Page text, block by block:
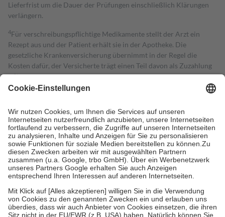
Lieferfrist um die Dauer der Prüfungen einschließlich Klärungen
verlängern.
4Für verschreibungspflichtige Medikamente stellt der Arzt ein
Rezept aus und der Patient erhält sie in der Apotheke. Die
gesetzliche Krankenversicherung übernimmt in der Regel die
Kosten dafür, der Versicherte trägt einen Teil davon als Zuzahlung
mit.
Grundsätzlich leisten Mitglieder Zuzahlungen in Höhe von zehn
höchstens zehn Euro.
Es sind jedoch nie mehr als die tatsächlichen
Kosten der Leistung zu entrichten.
Diese Regeln gelten grundsätzlich auch für Online-Apotheken.
Bei Heilmitteln und häuslicher Krankenpflege beträgt die
Zuzahlung zehn Prozent der Kosten sowie zehn Euro je
Verordnung.
Um das Engagement der Versicherten für ihre eigene Gesundheit zu
stärken und die besondere Stellung der Familie zu unterstützen,
fallenkeine Zuzahlungenan bei:
• Kindern und Jugendlichen bis zum vollendeten 18. Lebensjahr
mit Ausnahme der Fahrkosten